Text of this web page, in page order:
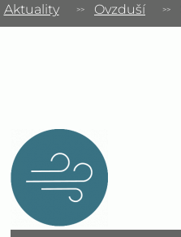
Aktuality Ovzduší